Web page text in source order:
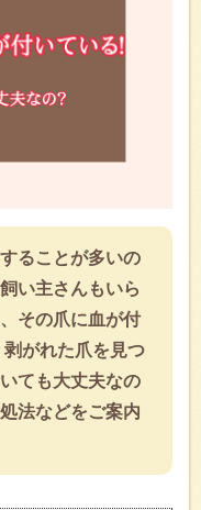
ることが多いの
い主さんもいら
その爪に血が付
がれた爪を見つ
ても大丈夫なの
法などをご案内